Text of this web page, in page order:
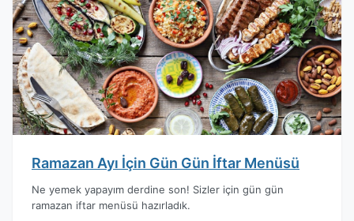
Ramazan Ayı İçin Gün Gün İftar Menüsü
Ne yemek yapayım derdine son! Sizler için gün gün
ramazan iftar menüsü hazırladık.